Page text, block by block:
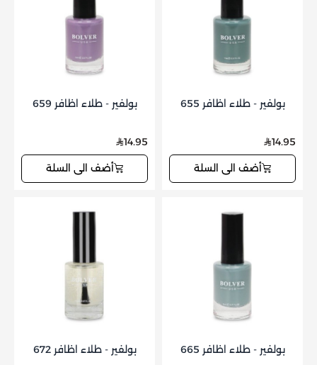
بولفير - طلاء اظافر 655
14.95
أضف الى السلة
بولفير - طلاء اظافر 659
14.95
أضف الى السلة
بولفير - طلاء اظافر 665 بولفير - طلاء اظافر 672